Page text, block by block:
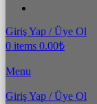
Giriş Yap / Üye Ol
0 items 0.00₺
Menu
Giriş Yap / Üye Ol